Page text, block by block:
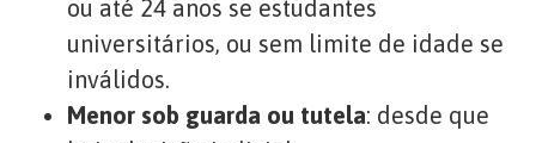
ou até 24 anos se estudantes
universitários, ou sem limite de idade se
inválidos.
Menor sob guarda ou tutela: desde que